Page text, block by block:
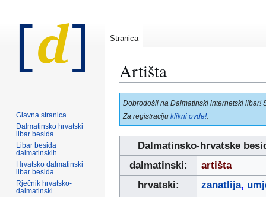
Artišta
Prijeđi
na
navigaciju
Prijeđi
na
pretraživanje
Dobrodošli na Dalmatinski internetski libar!
Za registraciju klikni ovde!
Dalmatinsko-hrvatske
dalmatinski:
artišta
hrvatski:
zanatlija,
Stranica
Glavna stranica
Dalmatinsko hrvatski
libar besida
Libar besida
dalmatinskih
Hrvatsko dalmatinski
libar besida
Rječnik hrvatsko-
dalmatinski